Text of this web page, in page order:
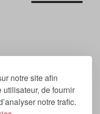
notre site afin
utilisateur, de fournir
notre trafic.
sur la
dont la
», « suivant